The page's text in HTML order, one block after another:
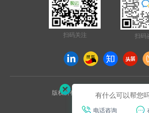
扫码关注 扫码
版权所有 © 2026 杭州数云信息技术
浙ICP备12003970号
有什么可以帮您
电话咨询